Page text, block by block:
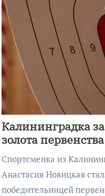
Калининградка
золота
метанию ножа
Спортсменка из
Анастасия Новицкая
победительницей